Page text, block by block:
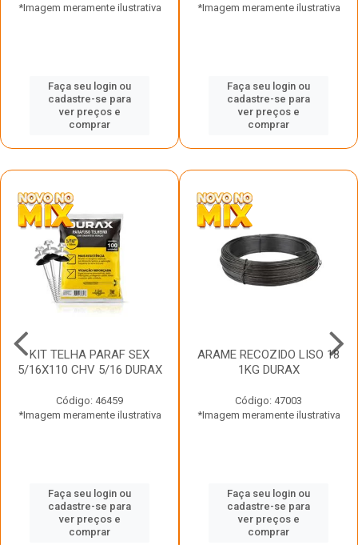
*Imagem meramente ilustrativa
Faça seu login ou
cadastre-se para
ver preços e
comprar
*Imagem meramente ilustrativa
Faça seu login ou
cadastre-se para
ver preços e
comprar
KIT TELHA PARAF SEX
5/16X110 CHV 5/16 DURAX
Código: 46459
*Imagem meramente ilustrativa
Faça seu login ou
cadastre-se para
ver preços e
comprar
ARAME RECOZIDO LISO 18
1KG DURAX
Código: 47003
*Imagem meramente ilustrativa
Faça seu login ou
cadastre-se para
ver preços e
comprar